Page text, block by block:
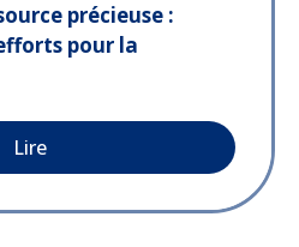
précieuse :
pour la
Lire